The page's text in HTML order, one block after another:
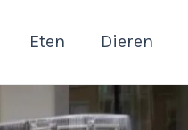
Eten Dieren